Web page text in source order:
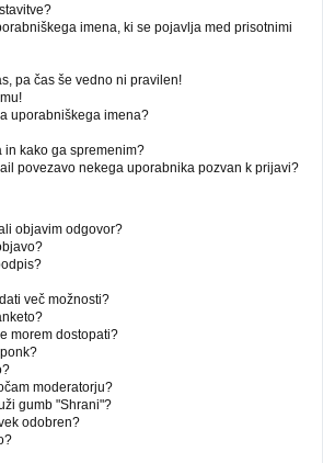
imena, ki se pojavlja med prisotnimi
pa čas še vedno ni pravilen!
uporabniškega imena?
in kako ga spremenim?
povezavo nekega uporabnika pozvan k prijavi?
objavim odgovor?
več možnosti?
morem dostopati?
moderatorju?
gumb "Shrani"?
odobren?